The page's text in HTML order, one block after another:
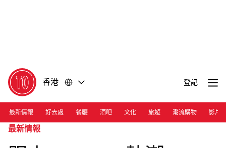
香港 登記
最新情報 好去處 餐廳 酒吧 文化 旅遊 潮流購物 影片
最新情報